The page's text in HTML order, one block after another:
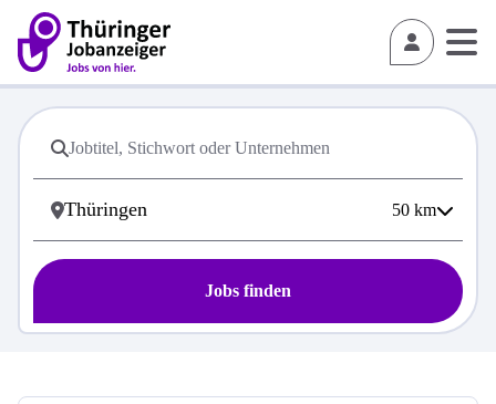
50 km
Jobs finden